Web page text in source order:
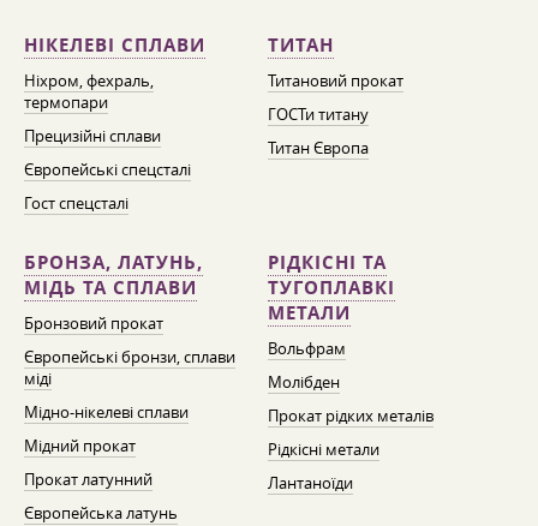
НІКЕЛЕВІ СПЛАВИ
Ніхром, фехраль,
термопари
Прецизійні сплави
Європейські спецсталі
Гост спецсталі
ТИТАН
Титановий прокат
ГОСТи титану
Титан Європа
БРОНЗА, ЛАТУНЬ,
МІДЬ ТА СПЛАВИ
Бронзовий прокат
Європейські бронзи, сплави
міді
Мідно-нікелеві сплави
Мідний прокат
Прокат латунний
Європейська латунь
РІДКІСНІ ТА
ТУГОПЛАВКІ
МЕТАЛИ
Вольфрам
Молібден
Прокат рідких металів
Рідкісні метали
Лантаноїди